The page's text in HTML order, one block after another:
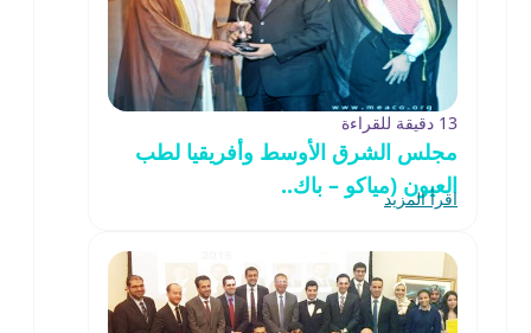
13 دقيقة للقراءة
مجلس الشرق الأوسط وأفريقيا لطب
العيون (مياكو – باك..
اقرأ المزيد